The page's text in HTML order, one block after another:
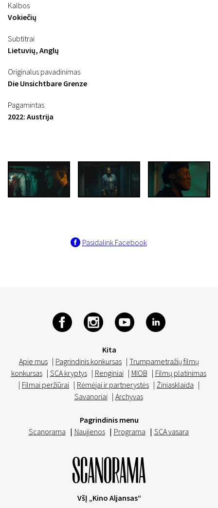
Kalbos
Vokiečių
Subtitrai
Lietuvių, Anglų
Originalus pavadinimas
Die Unsichtbare Grenze
Pagamintas
2022: Austrija
Pasidalink Facebook
Kita
Apie mus | Pagrindinis konkursas | Trumpametražių filmų
konkursas | SCA kryptys | Renginiai | MIOB | Filmų platinimas
| Filmai peržiūrai | Rėmėjai ir partnerystės | Žiniasklaida |
Savanoriai | Archyvas
Pagrindinis menu
Scanorama | Naujienos | Programa | SCA vasara
VšĮ „Kino Aljansas“